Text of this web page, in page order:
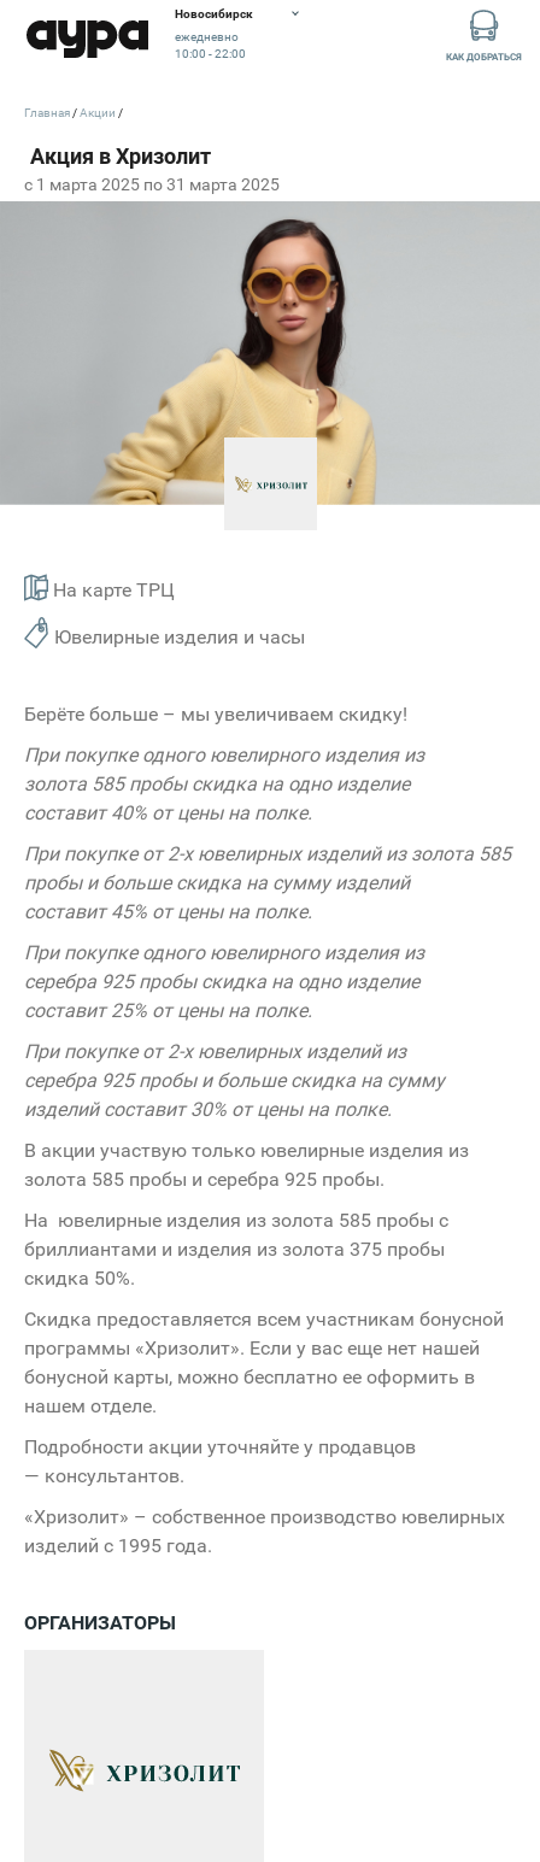
Новосибирск
ежедневно
10:00 - 22:00
КАК ДОБРАТЬСЯ
c 1 марта 2025 по 31 марта 2025
На карте ТРЦ
Ювелирные изделия и часы
Главная Акции
Берёте больше – мы увеличиваем скидку!
При покупке одного ювелирного изделия из
золота 585 пробы скидка на одно изделие
составит 40% от цены на полке.
При покупке от 2-х ювелирных изделий из золота 585
пробы и больше скидка на сумму изделий
составит 45% от цены на полке.
При покупке одного ювелирного изделия из
серебра 925 пробы скидка на одно изделие
составит 25% от цены на полке.
При покупке от 2-х ювелирных изделий из
серебра 925 пробы и больше скидка на сумму
изделий составит 30% от цены на полке.
В акции участвую только ювелирные изделия из
золота 585 пробы и серебра 925 пробы.
На ювелирные изделия из золота 585 пробы с
бриллиантами и изделия из золота 375 пробы
скидка 50%.
Скидка предоставляется всем участникам бонусной
программы «Хризолит». Если у вас еще нет нашей
бонусной карты, можно бесплатно ее оформить в
нашем отделе.
Подробности акции уточняйте у продавцов
— консультантов.
«Хризолит» – собственное производство ювелирных
изделий с 1995 года.
ОРГАНИЗАТОРЫ